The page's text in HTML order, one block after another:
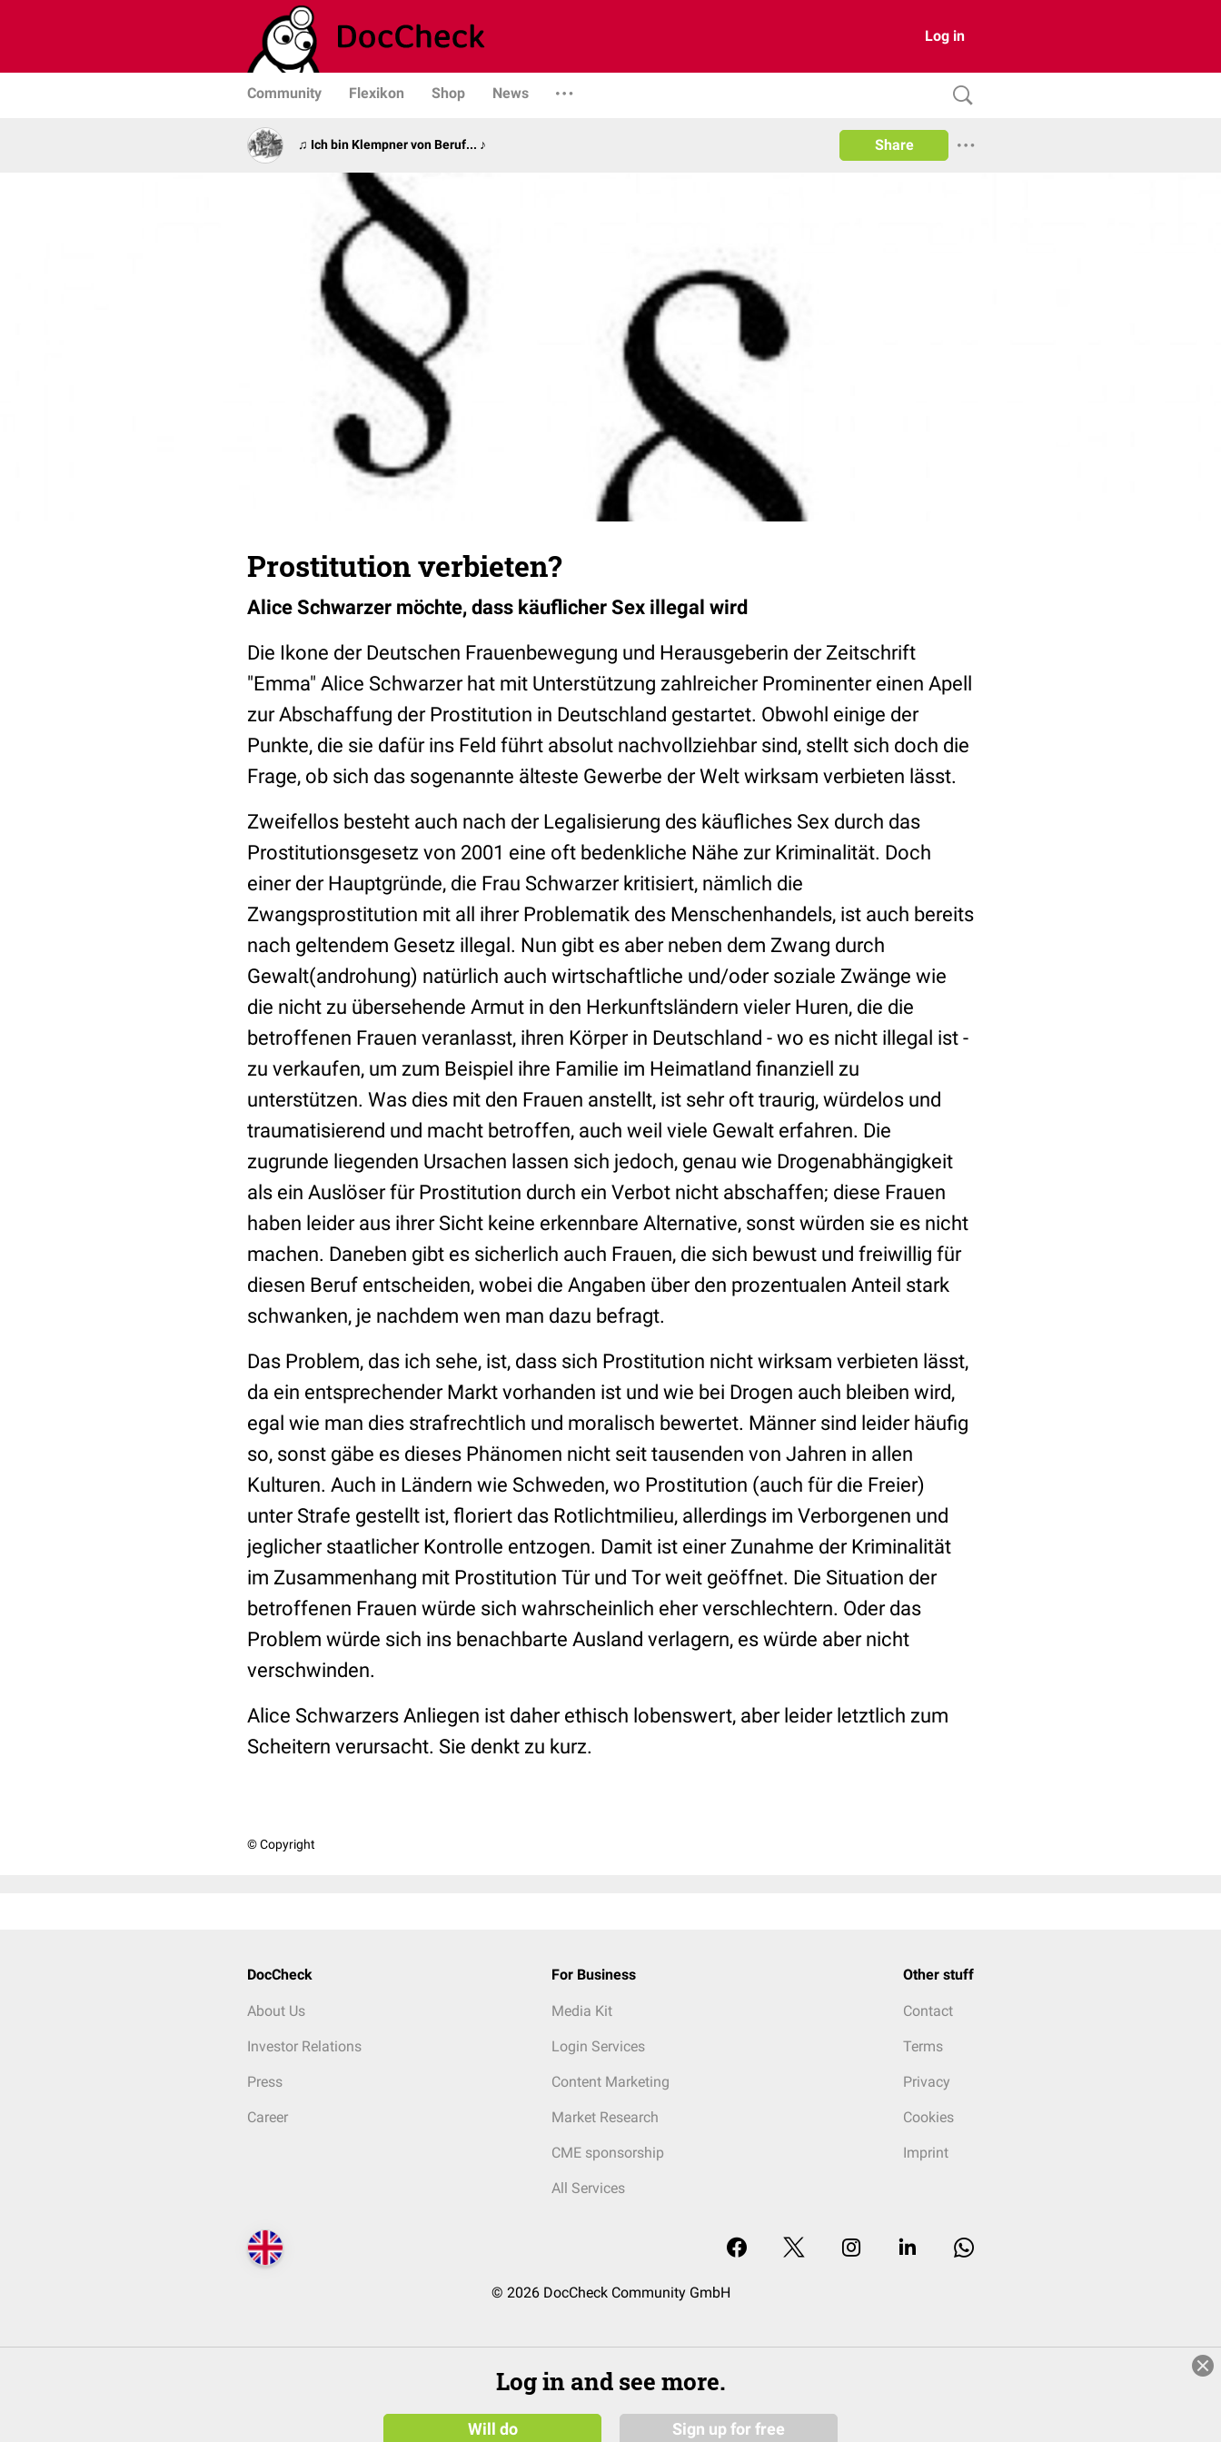
Log in
Community Flexikon Shop News
♫ Ich bin Klempner von Beruf... ♪ Share
Prostitution verbieten?
Alice Schwarzer möchte, dass käuflicher Sex illegal wird
Die Ikone der Deutschen Frauenbewegung und Herausgeberin der Zeitschrift
"Emma" Alice Schwarzer hat mit Unterstützung zahlreicher Prominenter einen Apell
zur Abschaffung der Prostitution in Deutschland gestartet. Obwohl einige der
Punkte, die sie dafür ins Feld führt absolut nachvollziehbar sind, stellt sich doch die
Frage, ob sich das sogenannte älteste Gewerbe der Welt wirksam verbieten lässt.
Zweifellos besteht auch nach der Legalisierung des käufliches Sex durch das
Prostitutionsgesetz von 2001 eine oft bedenkliche Nähe zur Kriminalität. Doch
einer der Hauptgründe, die Frau Schwarzer kritisiert, nämlich die
Zwangsprostitution mit all ihrer Problematik des Menschenhandels, ist auch bereits
nach geltendem Gesetz illegal. Nun gibt es aber neben dem Zwang durch
Gewalt(androhung) natürlich auch wirtschaftliche und/oder soziale Zwänge wie
die nicht zu übersehende Armut in den Herkunftsländern vieler Huren, die die
betroffenen Frauen veranlasst, ihren Körper in Deutschland - wo es nicht illegal ist -
zu verkaufen, um zum Beispiel ihre Familie im Heimatland finanziell zu
unterstützen. Was dies mit den Frauen anstellt, ist sehr oft traurig, würdelos und
traumatisierend und macht betroffen, auch weil viele Gewalt erfahren. Die
zugrunde liegenden Ursachen lassen sich jedoch, genau wie Drogenabhängigkeit
als ein Auslöser für Prostitution durch ein Verbot nicht abschaffen; diese Frauen
haben leider aus ihrer Sicht keine erkennbare Alternative, sonst würden sie es nicht
machen. Daneben gibt es sicherlich auch Frauen, die sich bewust und freiwillig für
diesen Beruf entscheiden, wobei die Angaben über den prozentualen Anteil stark
schwanken, je nachdem wen man dazu befragt.
Das Problem, das ich sehe, ist, dass sich Prostitution nicht wirksam verbieten lässt,
da ein entsprechender Markt vorhanden ist und wie bei Drogen auch bleiben wird,
egal wie man dies strafrechtlich und moralisch bewertet. Männer sind leider häufig
so, sonst gäbe es dieses Phänomen nicht seit tausenden von Jahren in allen
Kulturen. Auch in Ländern wie Schweden, wo Prostitution (auch für die Freier)
unter Strafe gestellt ist, floriert das Rotlichtmilieu, allerdings im Verborgenen und
jeglicher staatlicher Kontrolle entzogen. Damit ist einer Zunahme der Kriminalität
im Zusammenhang mit Prostitution Tür und Tor weit geöffnet. Die Situation der
betroffenen Frauen würde sich wahrscheinlich eher verschlechtern. Oder das
Problem würde sich ins benachbarte Ausland verlagern, es würde aber nicht
verschwinden.
Alice Schwarzers Anliegen ist daher ethisch lobenswert, aber leider letztlich zum
Scheitern verursacht. Sie denkt zu kurz.
© Copyright
DocCheck
About Us
Investor Relations
Press
Career
For Business
Media Kit
Login Services
Content Marketing
Market Research
CME sponsorship
All Services
Other stuff
Contact
Terms
Privacy
Cookies
Imprint
© 2026 DocCheck Community GmbH
Log in and see more.
Will do Sign up for free